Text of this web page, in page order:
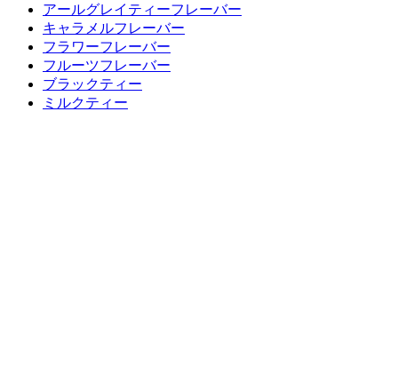
アールグレイティーフレーバー
キャラメルフレーバー
フラワーフレーバー
フルーツフレーバー
ブラックティー
ミルクティー